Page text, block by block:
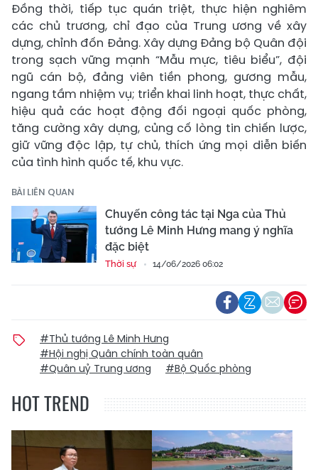
Đồng thời, tiếp tục quán triệt, thực hiện nghiêm
các chủ trương, chỉ đạo của Trung ương về xây
dựng, chỉnh đốn Đảng. Xây dựng Đảng bộ Quân đội
trong sạch vững mạnh “Mẫu mực, tiêu biểu”, đội
ngũ cán bộ, đảng viên tiền phong, gương mẫu,
ngang tầm nhiệm vụ; triển khai linh hoạt, thực chất,
hiệu quả các hoạt động đối ngoại quốc phòng,
tăng cường xây dựng, củng cố lòng tin chiến lược,
giữ vững độc lập, tự chủ, thích ứng mọi diễn biến
của tình hình quốc tế, khu vực.
BÀI LIÊN QUAN
Chuyến công tác tại Nga của Thủ
tướng Lê Minh Hưng mang ý nghĩa
đặc biệt
Thời sự 14/06/2026 06:02
#Thủ tướng Lê Minh Hưng
#Hội nghị Quân chính toàn quân
#Quân uỷ Trung ương
#Bộ Quốc phòng
HOT TREND